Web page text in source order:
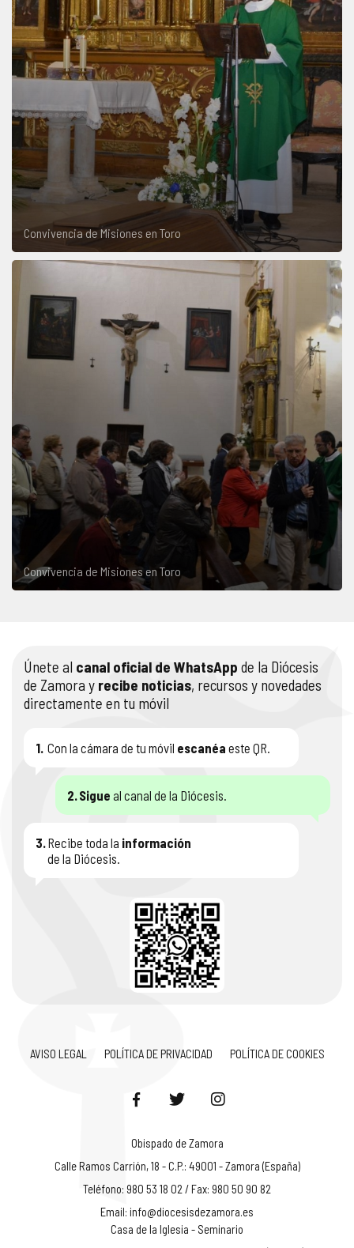
Convivencia de Misiones en Toro
Convivencia de Misiones en Toro
Únete al canal oficial de WhatsApp de la Diócesis
de Zamora y recibe noticias, recursos y novedades
directamente en tu móvil
1. Con la cámara de tu móvil escanéa este QR.
2.Sigue al canal de la Diócesis.
3.Recibe toda la información
de la Diócesis.
AVISO LEGAL POLÍTICA DE PRIVACIDAD POLÍTICA DE COOKIES
Obispado de Zamora
Calle Ramos Carrión, 18 - C.P.: 49001 - Zamora (España)
Teléfono: 980 53 18 02 / Fax: 980 50 90 82
Email: info@diocesisdezamora.es
Casa de la Iglesia - Seminario